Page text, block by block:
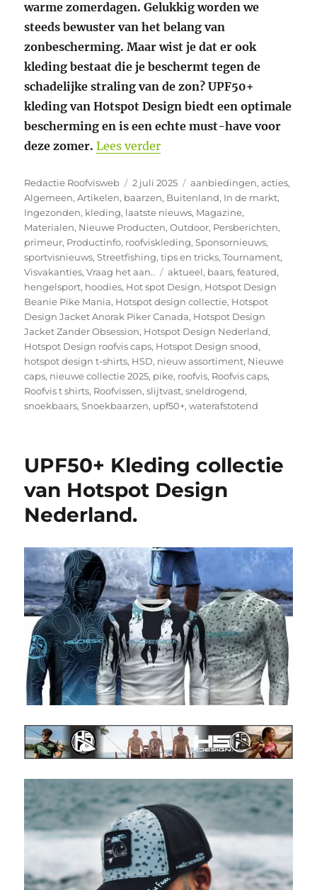
warme zomerdagen. Gelukkig worden we
steeds bewuster van het belang van
zonbescherming. Maar wist je dat er ook
kleding bestaat die je beschermt tegen de
schadelijke straling van de zon? UPF50+
kleding van Hotspot Design biedt een optimale
bescherming en is een echte must-have voor
deze zomer. Lees verder“De Hotspot Design
Auteur
Redactie Roofvisweb
Geplaatst
op
2 juli 2025 Categorieën
aanbiedingen,acties,
Algemeen,Artikelen, baarzen, Buitenland, In de markt,
Ingezonden, kleding, laatste nieuws, Magazine,
Materialen, Nieuwe Producten,Outdoor, Persberichten,
primeur, Productinfo, roofviskleding,Sponsornieuws,
sportvisnieuws,Streetfishing,tips en tricks,Tournament,
Visvakanties,Vraag het aan.. Tags
aktueel, baars,featured,
hengelsport, hoodies, Hot spot Design, Hotspot Design
Beanie Pike Mania, Hotspot design collectie, Hotspot
Design Jacket Anorak Piker Canada, Hotspot Design
Jacket Zander Obsession, Hotspot Design Nederland,
Hotspot Design roofvis caps, Hotspot Design snood,
hotspot design t-shirts, HSD, nieuw assortiment, Nieuwe
caps, nieuwe collectie 2025, pike, roofvis, Roofvis caps,
Roofvis t shirts, Roofvissen,slijtvast,sneldrogend,
snoekbaars,Snoekbaarzen, upf50+,waterafstotend
UPF50+ Kleding collectie
van Hotspot Design
Nederland.